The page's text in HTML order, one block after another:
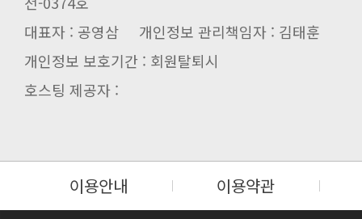
대표자 : 공영삼 개인정보 관리책임자 : 김태훈
개인정보 보호기간 : 회원탈퇴시
호스팅 제공자 :
이용안내 이용약관